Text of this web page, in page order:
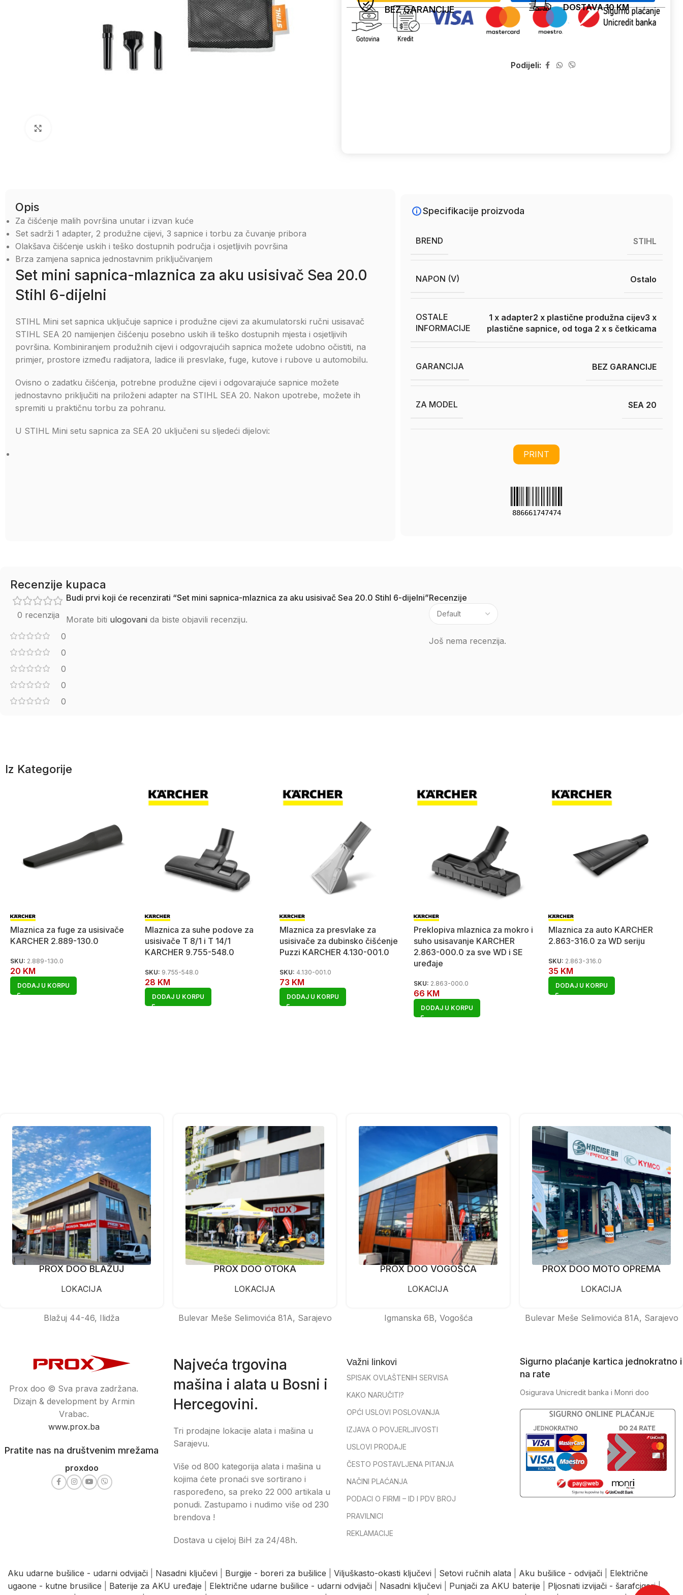
BEZ GARANCIJE DOSTAVA 10 KM
Podijeli:
Opis
Za čišćenje malih površina unutar i izvan kuće
Set sadrži 1 adapter, 2 produžne cijevi, 3 sapnice i torbu za čuvanje pribora
Olakšava čišćenje uskih i teško dostupnih područja i osjetljivih površina
Brza zamjena sapnica jednostavnim priključivanjem
Set mini sapnica-mlaznica za aku usisivač Sea 20.0
Stihl 6-dijelni
STIHL Mini set sapnica uključuje sapnice i produžne cijevi za akumulatorski ručni usisavač
STIHL SEA 20 namijenjen čišćenju posebno uskih ili teško dostupnih mjesta i osjetljivih
površina. Kombiniranjem produžnih cijevi i odgovrajućih sapnica možete udobno očistiti, na
primjer, prostore između radijatora, ladice ili presvlake, fuge, kutove i rubove u automobilu.
Ovisno o zadatku čišćenja, potrebne produžne cijevi i odgovarajuće sapnice možete
jednostavno priključiti na priloženi adapter na STIHL SEA 20. Nakon upotrebe, možete ih
spremiti u praktičnu torbu za pohranu.
U STIHL Mini setu sapnica za SEA 20 uključeni su sljedeći dijelovi:
Specifikacije proizvoda
BREND STIHL
NAPON (V) Ostalo
OSTALE
INFORMACIJE
1 x adapter2 x plastične produžna cijev3 x
plastične sapnice, od toga 2 x s četkicama
GARANCIJA BEZ GARANCIJE
ZA MODEL SEA 20
PRINT
886661747474
Recenzije kupaca
0 recenzija
0
0
0
0
0
Recenzije
Još nema recenzija.
Budi prvi koji će recenzirati “Set mini sapnica-mlaznica za aku usisivač Sea 20.0 Stihl 6-dijelni”
Morate biti ulogovani da biste objavili recenziju.
Iz Kategorije
Mlaznica za fuge za usisivače
KARCHER 2.889-130.0
SKU: 2.889-130.0
20 KM
DODAJ U KORPU
Mlaznica za suhe podove za
usisivače T 8/1 i T 14/1
KARCHER 9.755-548.0
SKU: 9.755-548.0
28 KM
DODAJ U KORPU
Mlaznica za presvlake za
usisivače za dubinsko čišćenje
Puzzi KARCHER 4.130-001.0
SKU: 4.130-001.0
73 KM
DODAJ U KORPU
Preklopiva mlaznica za mokro i
suho usisavanje KARCHER
2.863-000.0 za sve WD i SE
uređaje
SKU: 2.863-000.0
66 KM
DODAJ U KORPU
Mlaznica za auto KARCHER
2.863-316.0 za WD seriju
SKU: 2.863-316.0
35 KM
DODAJ U KORPU
PROX DOO BLAŽUJ
LOKACIJA
Blažuj 44-46, Ilidža
PROX DOO OTOKA
LOKACIJA
Bulevar Meše Selimovića 81A, Sarajevo
PROX DOO VOGOŠĆA
LOKACIJA
Igmanska 6B, Vogošća
PROX DOO MOTO OPREMA
LOKACIJA
Bulevar Meše Selimovića 81A, Sarajevo
Prox doo © Sva prava zadržana.
Dizajn & development by Armin
Vrabac.
www.prox.ba
Pratite nas na društvenim mrežama
proxdoo
Najveća trgovina
mašina i alata u Bosni i
Hercegovini.
Tri prodajne lokacije alata i mašina u
Sarajevu.
Više od 800 kategorija alata i mašina u
kojima ćete pronaći sve sortirano i
raspoređeno, sa preko 22 000 artikala u
ponudi. Zastupamo i nudimo više od 230
brendova !
Dostava u cijeloj BiH za 24/48h.
Važni linkovi
SPISAK OVLAŠTENIH SERVISA
KAKO NARUČITI?
OPĆI USLOVI POSLOVANJA
IZJAVA O POVJERLJIVOSTI
USLOVI PRODAJE
ČESTO POSTAVLJENA PITANJA
NAČINI PLAĆANJA
PODACI O FIRMI – ID I PDV BROJ
PRAVILNICI
REKLAMACIJE
Sigurno plaćanje kartica jednokratno i
na rate
Osigurava Unicredit banka i Monri doo
Aku udarne bušilice - udarni odvijači Nasadni ključevi Burgije - boreri za bušilice Viljuškasto-okasti ključevi Setovi ručnih alata Aku bušilice - odvijači
Električne
ugaone - kutne brusilice
Baterije za AKU uređaje Električne udarne bušilice - udarni odvijači Nasadni ključevi Punjači za AKU baterije Pljosnati izvijači - šarafcigeri|